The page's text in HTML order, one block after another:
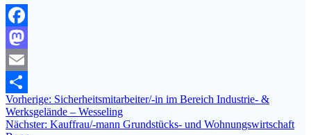
Facebook
Mastodon
Email
Teilen
Beitragsnavigation
Vorherige: Vorheriger
Beitrag:
Sicherheitsmitarbeiter/-in im Bereich Industrie- &
Werksgelände – Wesseling
Nächster: Nächster
Kauffrau/-mann Grundstücks- und Wohnungswirtschaft